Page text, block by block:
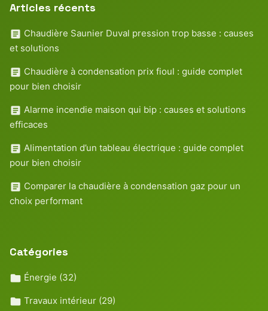
Articles récents
Chaudière Saunier Duval pression trop basse : causes
et solutions
Chaudière à condensation prix fioul : guide complet
pour bien choisir
Alarme incendie maison qui bip : causes et solutions
efficaces
Alimentation d’un tableau électrique : guide complet
pour bien choisir
Comparer la chaudière à condensation gaz pour un
choix performant
Catégories
Énergie (32)
Travaux intérieur (29)